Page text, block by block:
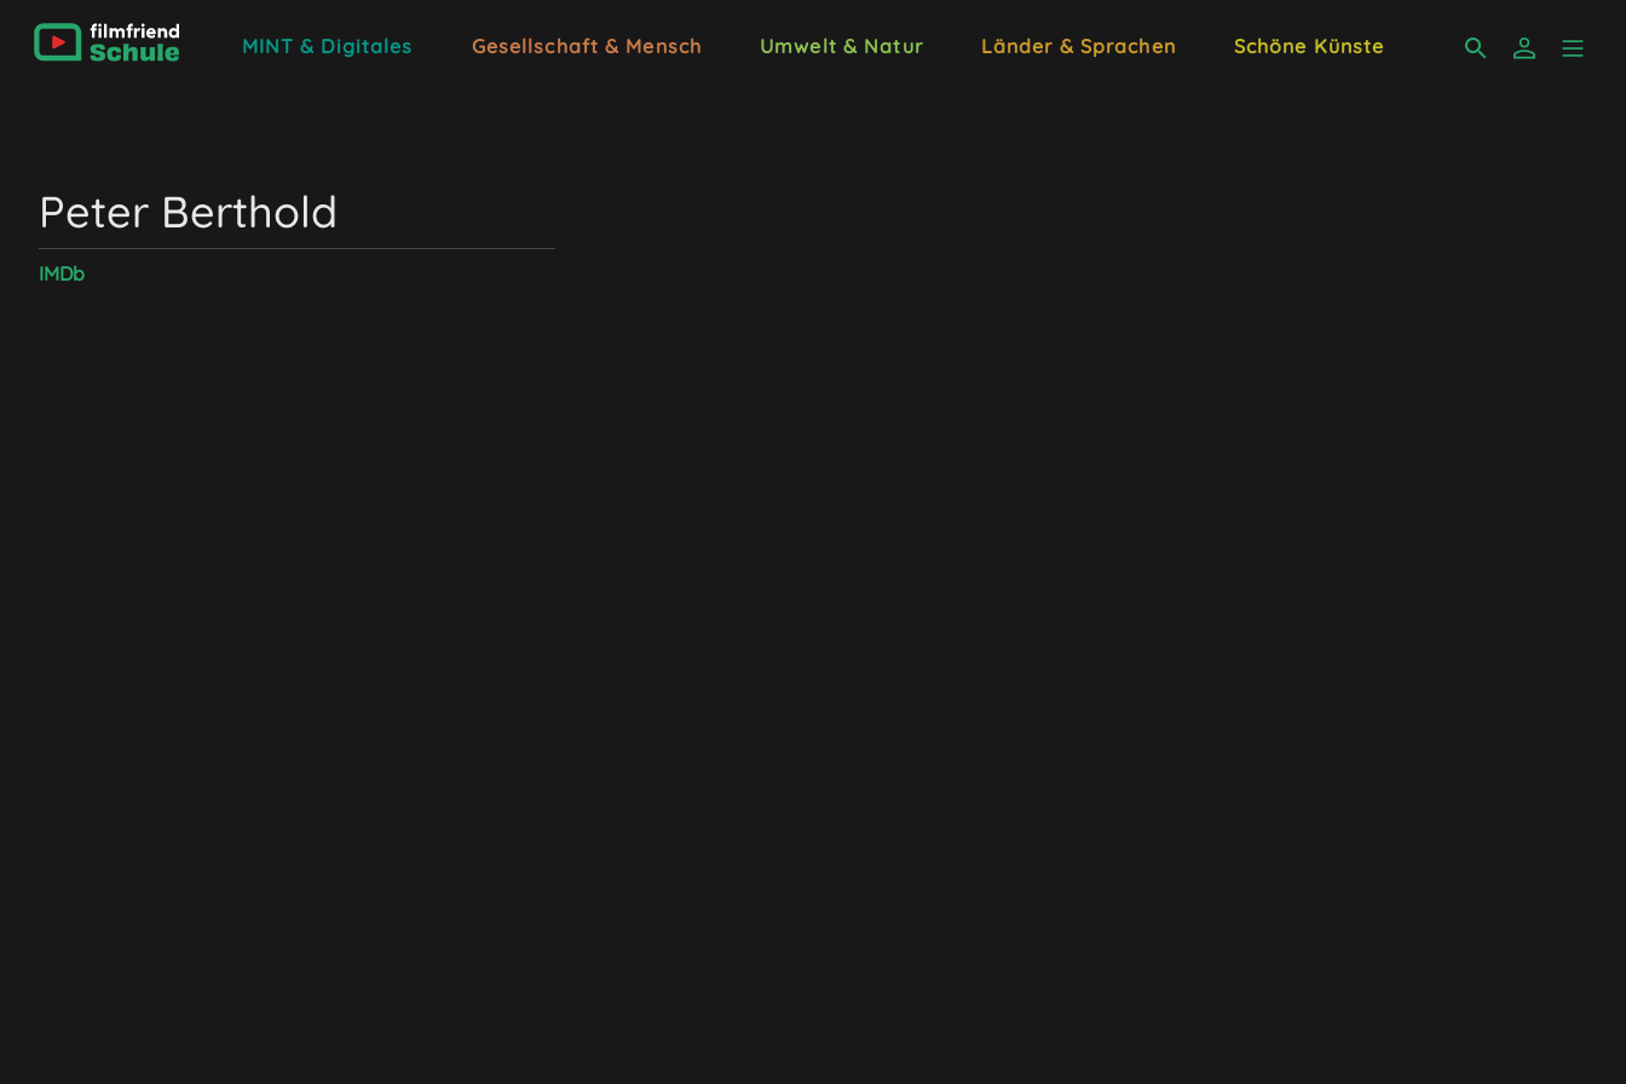
MINT & Digitales Gesellschaft & Mensch Umwelt & Natur Länder & Sprachen Schöne Künste
Peter Berthold
IMDb